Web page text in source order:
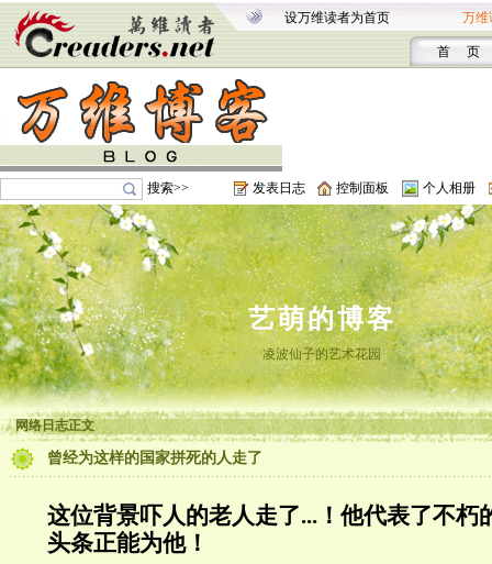
设万维读者为首页 万维
首 页
搜索>> 发表日志 控制面板 个人相册
艺萌的博客
凌波仙子的艺术花园
网络日志正文
曾经为这样的国家拼死的人走了
这位背景吓人的老人走了...！他代表了不朽
头条正能为他！